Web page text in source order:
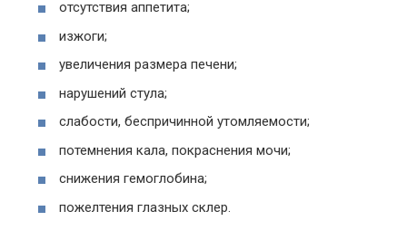
отсутствия аппетита;
изжоги;
увеличения размера печени;
нарушений стула;
слабости, беспричинной утомляемости;
потемнения кала, покраснения мочи;
снижения гемоглобина;
пожелтения глазных склер.